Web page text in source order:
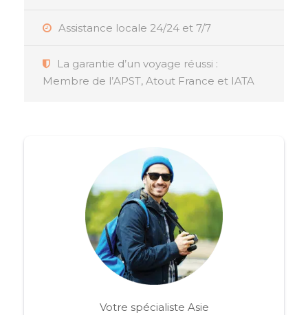
Assistance locale 24/24 et 7/7
La garantie d’un voyage réussi :
Membre de l’APST, Atout France et IATA
Votre spécialiste Asie